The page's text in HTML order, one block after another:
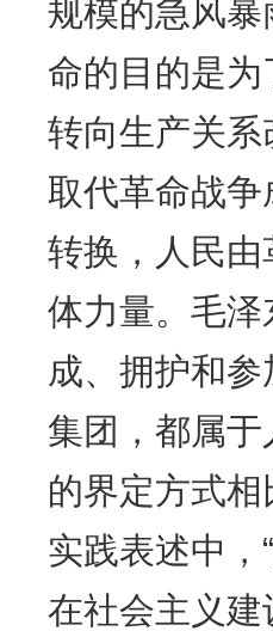
规模的急风暴
命的目的是为
转向生产关
取代革命战
转换，人民
体力量。毛泽
成、拥护和
集团，都属于
的界定方式相
实践表述中，
在社会主义